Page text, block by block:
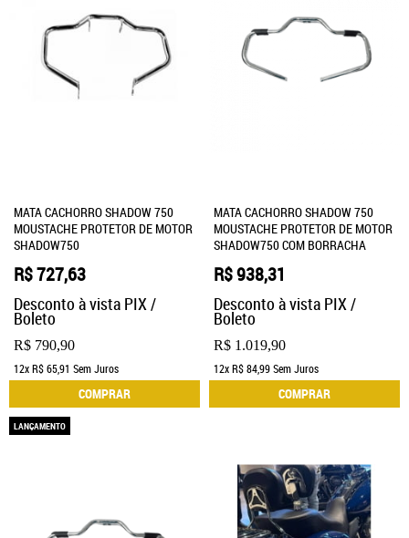
MATA CACHORRO SHADOW 750
MOUSTACHE PROTETOR DE MOTOR
SHADOW750
R$ 790,90
R$ 727,63
Desconto à vista PIX /
Boleto
12xR$ 65,91 Sem Juros
COMPRAR
MATA CACHORRO SHADOW 750
MOUSTACHE PROTETOR DE MOTOR
SHADOW750 COM BORRACHA
R$ 1.019,90
R$ 938,31
Desconto à vista PIX /
Boleto
12xR$ 84,99Sem Juros
COMPRAR
LANÇAMENTO